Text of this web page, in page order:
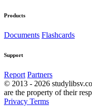
Products
Documents Flashcards
Support
Report Partners
© 2013 - 2026
are the property of their
Privacy Terms